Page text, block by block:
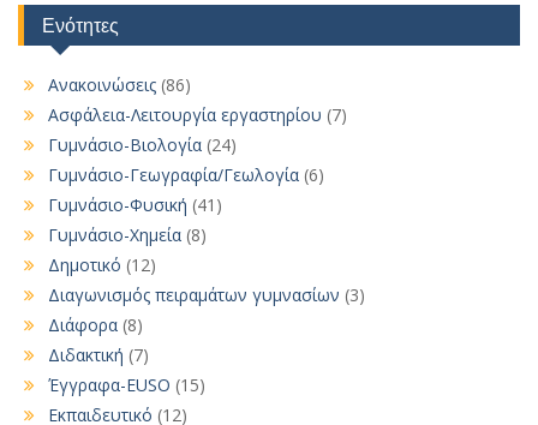
Ενότητες
Ανακοινώσεις (86)
Ασφάλεια-Λειτουργία εργαστηρίου (7)
Γυμνάσιο-Βιολογία (24)
Γυμνάσιο-Γεωγραφία/Γεωλογία (6)
Γυμνάσιο-Φυσική (41)
Γυμνάσιο-Χημεία (8)
Δημοτικό (12)
Διαγωνισμός πειραμάτων γυμνασίων (3)
Διάφορα (8)
Διδακτική (7)
Έγγραφα-EUSO (15)
Εκπαιδευτικό (12)